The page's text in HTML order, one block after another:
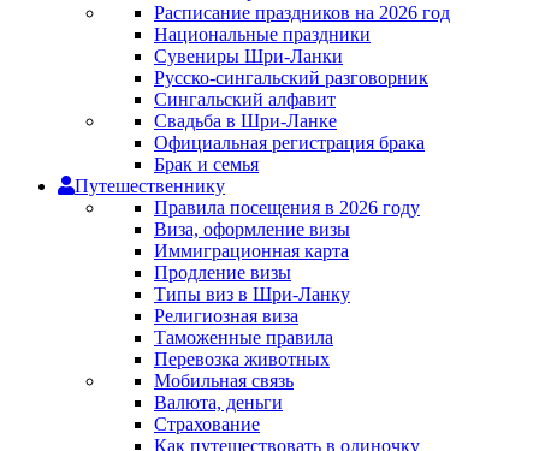
Расписание праздников на 2026 год
Национальные праздники
Сувениры Шри-Ланки
Русско-сингальский разговорник
Сингальский алфавит
Свадьба в Шри-Ланке
Официальная регистрация брака
Брак и семья
Путешественнику
Правила посещения в 2026 году
Виза, оформление визы
Иммиграционная карта
Продление визы
Типы виз в Шри-Ланку
Религиозная виза
Таможенные правила
Перевозка животных
Мобильная связь
Валюта, деньги
Страхование
Как путешествовать в одиночку